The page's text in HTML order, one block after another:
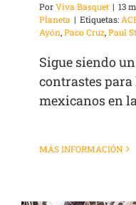
PorViva Basquet | 13
Planeta | Etiquetas:
Ayón,Paco Cruz,Paul
Sigue siendo
contrastes
mexicanos en
MÁS INFORMACIÓN